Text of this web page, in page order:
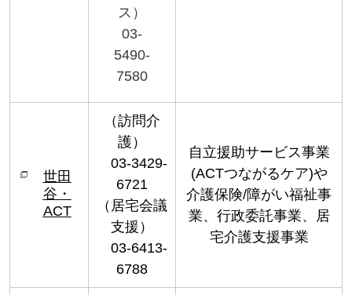
ス）
03-
5490-
7580
世田
谷・
ACT
（訪問介
護）
03-3429-
6721
（居宅会議
支援）
03-6413-
6788
自立援助サービス事業
(ACTつながるケア)や
介護保険/障がい福祉事
業、行政委託事業、居
宅介護支援事業